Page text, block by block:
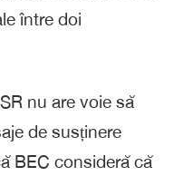
între doi
nu are voie să
de susținere
BEC consideră că